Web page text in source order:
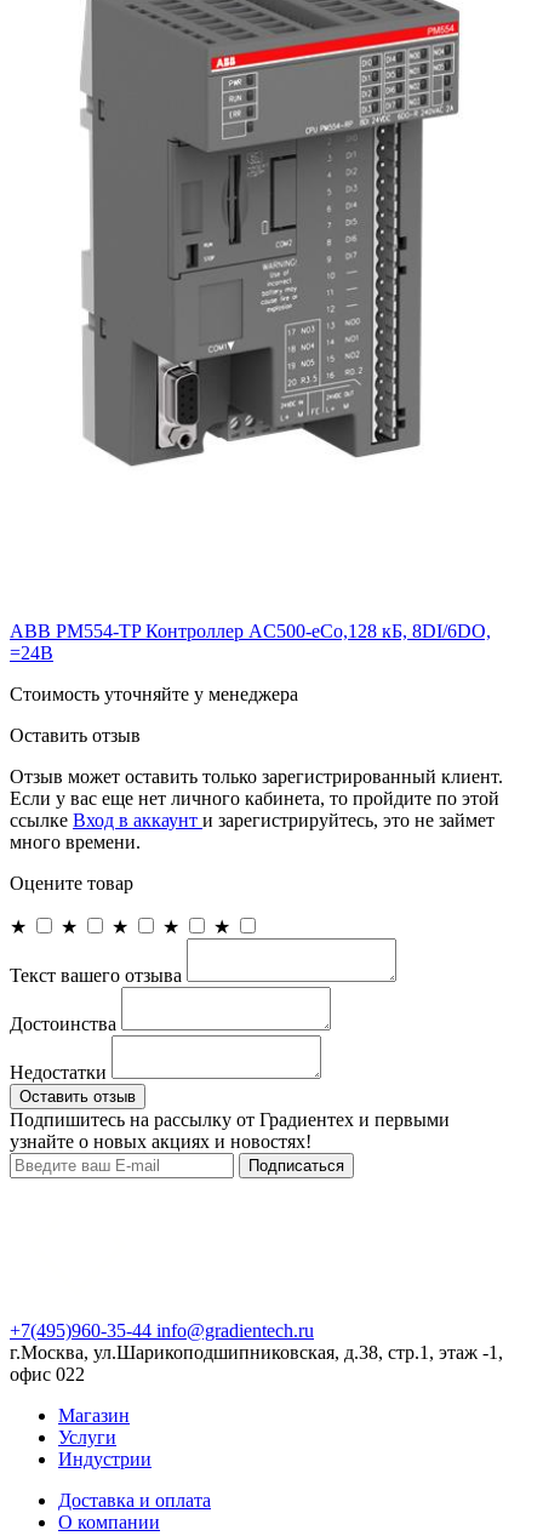
ABB PM554-TP Контроллер AC500-eCo,128 кБ, 8DI/6DO,
=24В
Cтоимость уточняйте у менеджера
Оставить отзыв
Отзыв может оставить только зарегистрированный клиент.
Если у вас еще нет личного кабинета, то пройдите по этой
ссылке Вход в аккаунт и зарегистрируйтесь, это не займет
много времени.
Оцените товар
★ ★ ★ ★ ★
Текст вашего отзыва
Достоинства
Недостатки
Оставить отзыв
Подпишитесь на рассылку от Градиентех и первыми
узнайте о новых акциях и новостях!
Подписаться
+7(495)960-35-44 info@gradientech.ru
г.Москва, ул.Шарикоподшипниковская, д.38, стр.1, этаж -1,
офис 022
Магазин
Услуги
Индустрии
Доставка и оплата
О компании